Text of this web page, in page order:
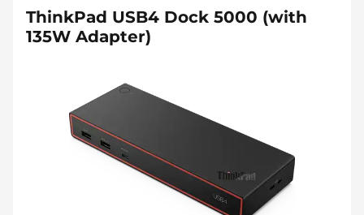
ThinkPad USB4 Dock 5000 (with
135W Adapter)